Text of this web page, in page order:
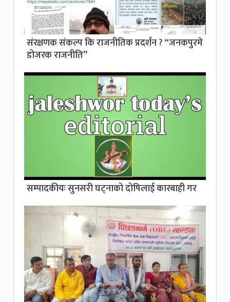
संरक्षणक संकल्प कि राजनीतिक प्रदर्शन ? “जनकपुरमे
डोजरक राजनीति”
सम्पादकीयः सुनसरी घट्नाको दोषिलाई कारबाही गर